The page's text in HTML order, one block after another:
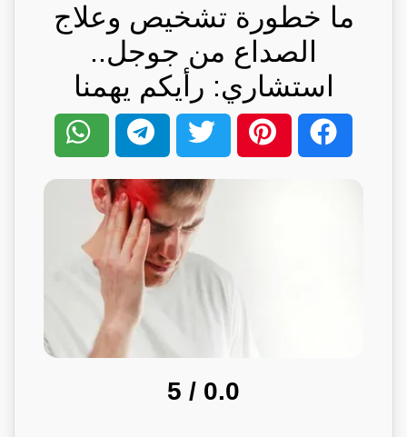
ما خطورة تشخيص وعلاج
الصداع من جوجل..
استشاري: رأيكم يهمنا
0.0
/ 5